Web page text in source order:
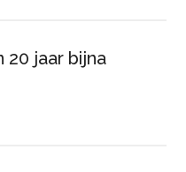
jaar bijna